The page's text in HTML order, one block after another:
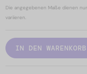
Die angegebenen Maße dienen
variieren.
IN DEN WARENKORB